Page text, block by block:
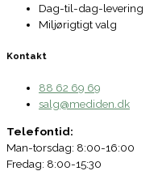
Dag-til-dag-levering
Miljørigtigt valg
Kontakt
88 62 69 69
salg@mediden.dk
Telefontid:
Man-torsdag: 8:00-16:00
Fredag: 8:00-15:30